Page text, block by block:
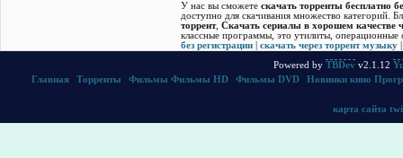
У нас вы сможете скачать торренты бесплатно
доступно для скачивания множество категорий.
торрент, Скачать cериалы в хорошем качестве
классные программы, это утилиты,
без регистрации| скачать через торрент музыку
Powered by TBDev v2.1.12
Главная
Торренты Фильмы Фильмы HD Фильмы DVD Новинки кино
карта сайта